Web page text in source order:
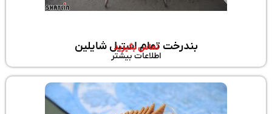
بندرخت تمام استیل شایلین
تماس بگیرید
اطلاعات بیشتر